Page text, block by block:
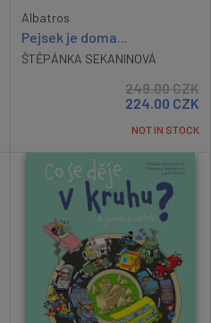
Albatros
Pejsek je doma...
ŠTĚPÁNKA SEKANINOVÁ
249.00CZK
224.00 CZK
NOT IN STOCK